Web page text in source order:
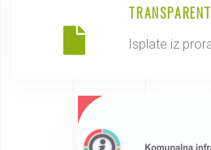
Isplate iz